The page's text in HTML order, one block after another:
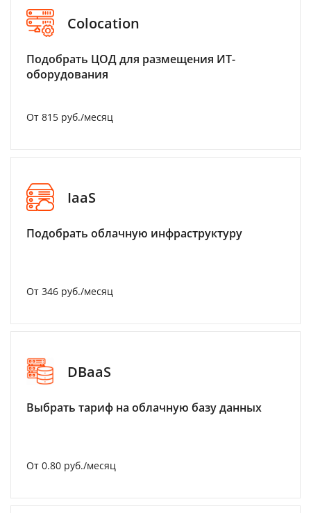
Colocation
Подобрать ЦОД для размещения ИТ-
оборудования
От 815 руб./месяц
IaaS
Подобрать облачную инфраструктуру
От 346 руб./месяц
DBaaS
Выбрать тариф на облачную базу данных
От 0.80 руб./месяц